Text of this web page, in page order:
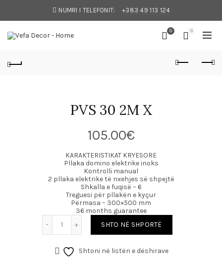
NUMRI I TELEFONIT: +383 49 113 124
0 0
PVS 30 2M X
105.00€
KARAKTERISTIKAT KRYESORE
Pllaka domino elektrike inoks
Kontrolli manual
2 pllaka elektrike të nxehjes së shpejtë
Shkalla e fuqisë – 6
Treguesi për pllakën e kyçur
Përmasa – 300×500 mm
36 months guarantee
SHTO NË SHPORTË
Shtoni në listën e dëshirave